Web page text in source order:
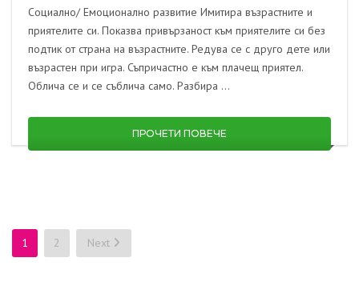
Социално/ Емоционално развитие Имитира възрастните и
приятелите си. Показва привързаност към приятелите си без
подтик от страна на възрастните. Редува се с друго дете или
възрастен при игра. Съпричастно е към плачещ приятел.
Облича се и се съблича само. Разбира …
ПРОЧЕТИ ПОВЕЧЕ
Навигация
1 2 Next